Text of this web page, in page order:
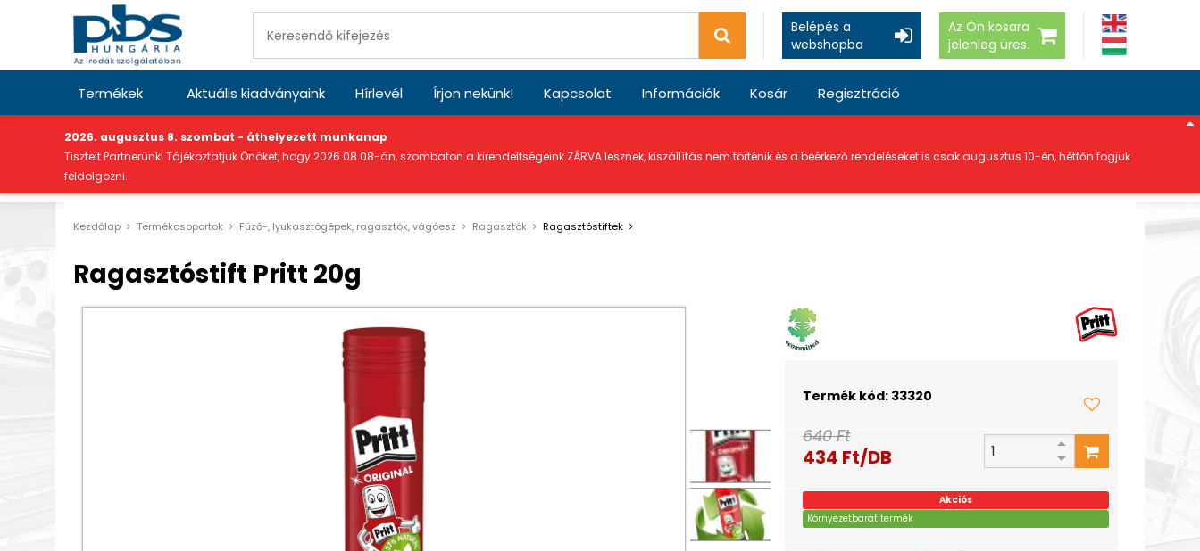
Belépés a
webshopba
Az Ön kosara
jelenleg üres.
Termékek Aktuális kiadványaink Hírlevél Írjon nekünk! Kapcsolat Információk Kosár Regisztráció
2026. augusztus 8. szombat - áthelyezett munkanap
Tisztelt Partnerünk! Tájékoztatjuk Önöket, hogy 2026.08.08-án, szombaton a kirendeltségeink ZÁRVA lesznek, kiszállítás nem történik és a beérkező rendeléseket is csak augusztus 10-én, hétfőn fogjuk
feldolgozni.
Kezdőlap Termékcsoportok Fűző-, lyukasztógépek, ragasztók, vágóesz Ragasztók Ragasztóstiftek
Ragasztóstift Pritt 20g
Termék kód: 33320
640 Ft
434 Ft/DB
Akciós
Környezetbarát termék